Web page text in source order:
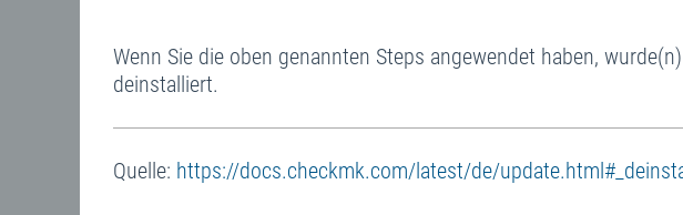
Wenn Sie die oben genannten Steps angewendet haben,
deinstalliert.
Quelle: https://docs.checkmk.com/latest/de/